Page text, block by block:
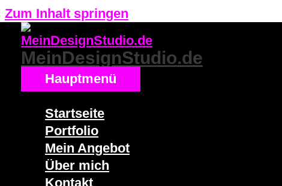
Zum Inhalt springen
MeinDesignStudio.de
Hauptmenü
Startseite
Portfolio
Mein Angebot
Über mich
Kontakt